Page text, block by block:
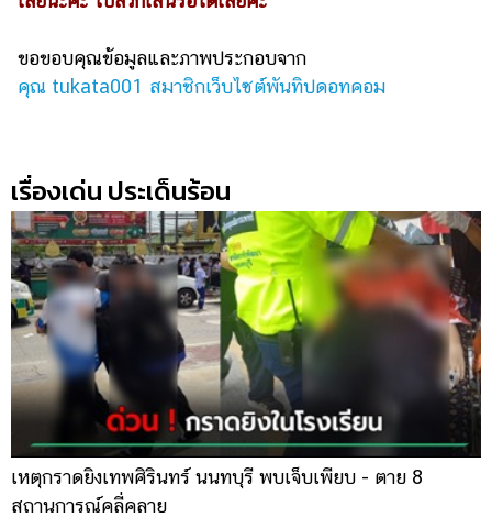
ขอขอบคุณข้อมูลและภาพประกอบจาก
คุณ tukata001 สมาชิกเว็บไซต์พันทิปดอทคอม
เรื่องเด่น ประเด็นร้อน
เหตุกราดยิงเทพศิรินทร์ นนทบุรี พบเจ็บเพียบ - ตาย 8
สถานการณ์คลี่คลาย